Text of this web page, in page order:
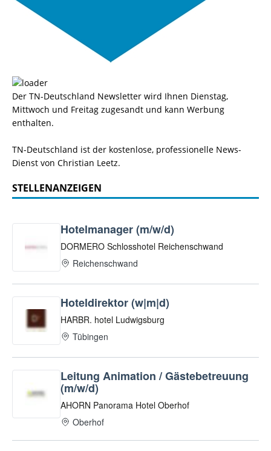
Der TN-Deutschland Newsletter wird Ihnen Dienstag,
Mittwoch und Freitag zugesandt und kann Werbung
enthalten.
TN-Deutschland ist der kostenlose, professionelle News-
Dienst von Christian Leetz.
STELLENANZEIGEN